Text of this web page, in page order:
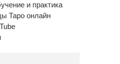
и практика
Таро онлайн